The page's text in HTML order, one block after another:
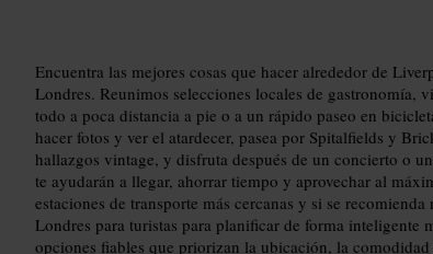
Encuentra las mejores cosas que hacer alrededor de
Londres. Reunimos selecciones locales de gastronomía,
todo a poca distancia a pie o a un rápido paseo en
hacer fotos y ver el atardecer, pasea por Spitalfields y
hallazgos vintage, y disfruta después de un concierto o
te ayudarán a llegar, ahorrar tiempo y aprovechar al
estaciones de transporte más cercanas y si se
Londres para turistas para planificar de forma inteligente
opciones fiables que priorizan la ubicación, la